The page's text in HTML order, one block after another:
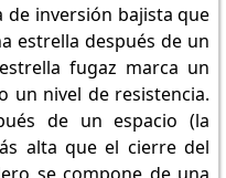
de inversión bajista que
estrella después de un
fugaz marca un
un nivel de resistencia.
de un espacio (la
alta que el cierre del